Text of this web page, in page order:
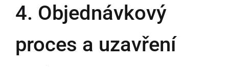
4. Objednávkový
proces a uzavření